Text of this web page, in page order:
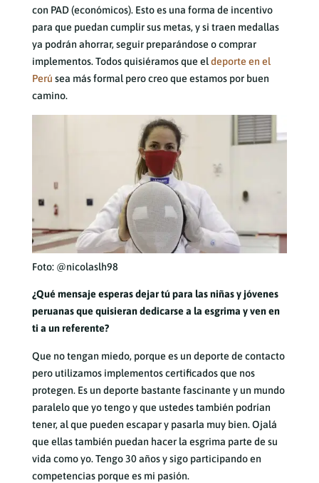
con PAD (económicos). Esto es una forma de incentivo
para que puedan cumplir sus metas, y si traen medallas
ya podrán ahorrar, seguir preparándose o comprar
implementos. Todos quisiéramos que eldeporte en el
Perú sea más formal pero creo que estamos por buen
camino.
Foto: @nicolaslh98
¿Qué mensaje esperas dejar tú para las niñas y jóvenes
peruanas que quisieran dedicarse a la esgrima y ven en
ti a un referente?
Que no tengan miedo, porque es un deporte de contacto
pero utilizamos implementos certificados que nos
protegen. Es un deporte bastante fascinante y un mundo
paralelo que yo tengo y que ustedes también podrían
tener, al que pueden escapar y pasarla muy bien. Ojalá
que ellas también puedan hacer la esgrima parte de su
vida como yo. Tengo 30 años y sigo participando en
competencias porque es mi pasión.